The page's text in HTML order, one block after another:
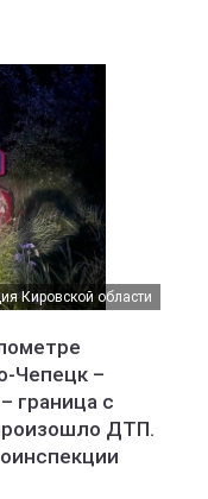
Кировской области
Чепецк –
граница с
ДТП.